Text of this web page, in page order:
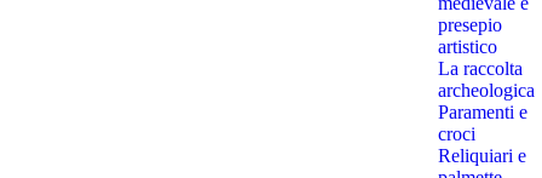
presepio
artistico
La raccolta
archeologica
Paramenti e
croci
Reliquiari e